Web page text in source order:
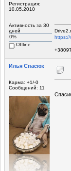
Регистрация:
10.05.2010
Активность за 30
дней
0%
Offline
https://
Илья Спасюк
Карма: +1/-0
Сообщений: 11